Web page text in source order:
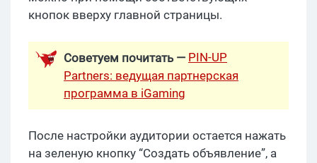
кнопок вверху главной страницы.
Советуем почитать — PIN-UP
Partners: ведущая партнерская
программа в iGaming
После настройки аудитории остается нажать
на зеленую кнопку “Создать объявление”, а